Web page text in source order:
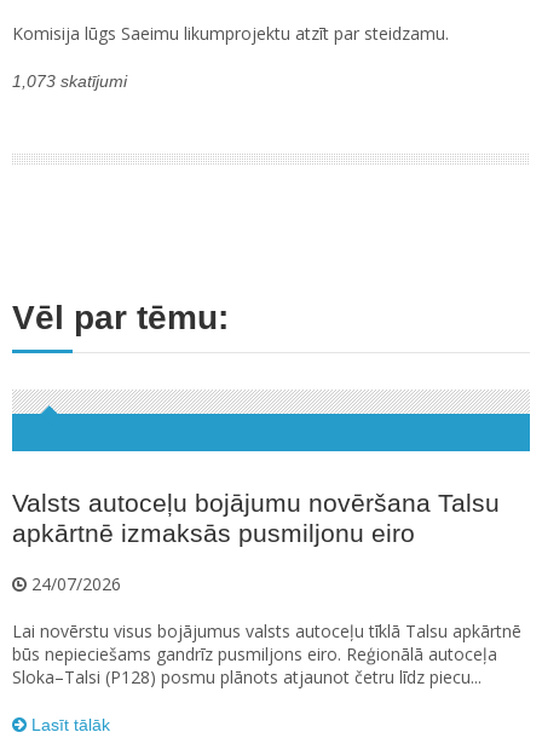
Komisija lūgs Saeimu likumprojektu atzīt par steidzamu.
1,073 skatījumi
Vēl par tēmu:
Valsts autoceļu bojājumu novēršana Talsu
apkārtnē izmaksās pusmiljonu eiro
24/07/2026
Lai novērstu visus bojājumus valsts autoceļu tīklā Talsu apkārtnē
būs nepieciešams gandrīz pusmiljons eiro. Reģionālā autoceļa
Sloka–Talsi (P128) posmu plānots atjaunot četru līdz piecu...
Lasīt tālāk